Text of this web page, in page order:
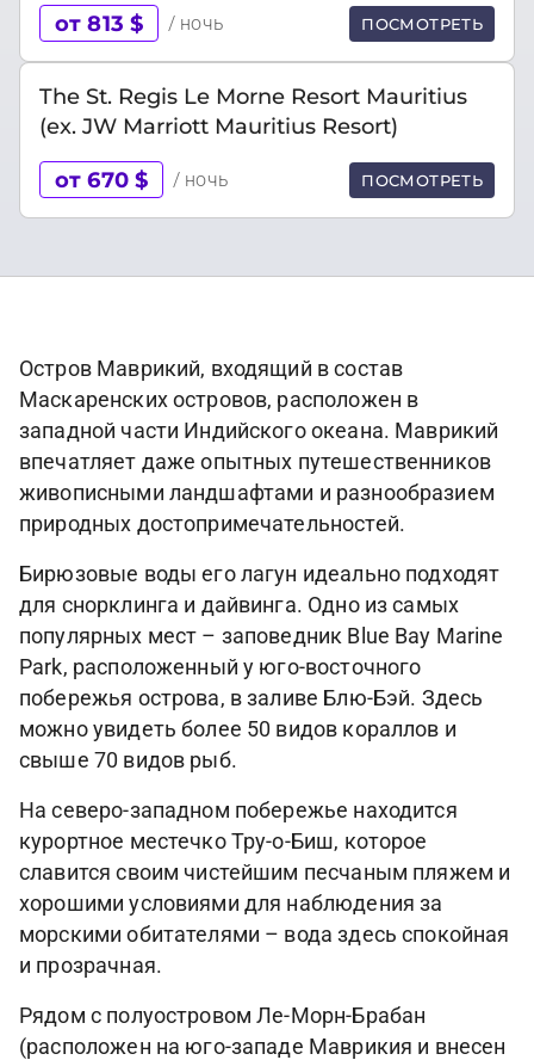
от 813 $ / ночь ПОСМОТРЕТЬ
The St. Regis Le Morne Resort Mauritius
(ex. JW Marriott Mauritius Resort)
от 670 $ / ночь ПОСМОТРЕТЬ
Остров Маврикий, входящий в состав
Маскаренских островов, расположен в
западной части Индийского океана. Маврикий
впечатляет даже опытных путешественников
живописными ландшафтами и разнообразием
природных достопримечательностей.
Бирюзовые воды его лагун идеально подходят
для снорклинга и дайвинга. Одно из самых
популярных мест – заповедник Blue Bay Marine
Park, расположенный у юго-восточного
побережья острова, в заливе Блю-Бэй. Здесь
можно увидеть более 50 видов кораллов и
свыше 70 видов рыб.
На северо-западном побережье находится
курортное местечко Тру-о-Биш, которое
славится своим чистейшим песчаным пляжем и
хорошими условиями для наблюдения за
морскими обитателями – вода здесь спокойная
и прозрачная.
Рядом с полуостровом Ле-Морн-Брабан
(расположен на юго-западе Маврикия и внесен